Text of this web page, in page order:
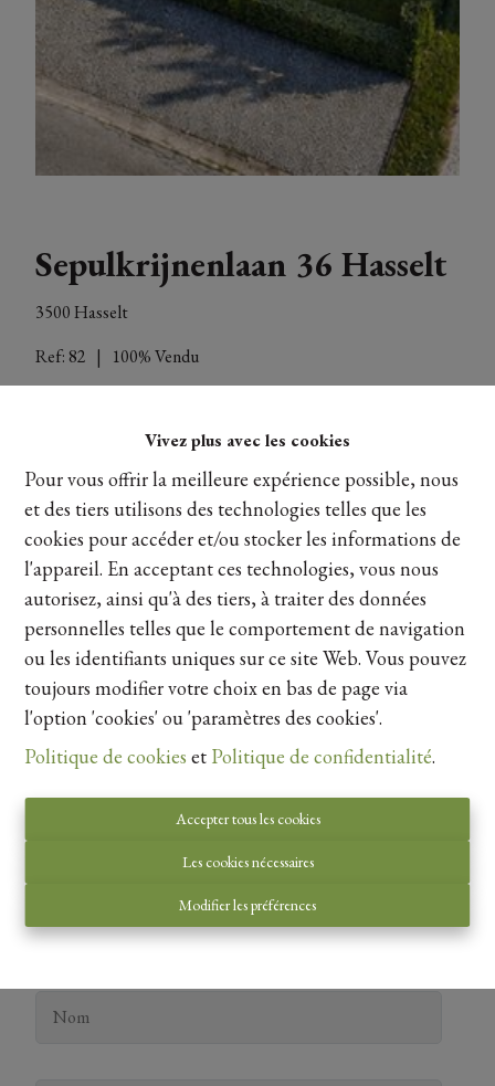
Vivez plus avec les cookies
Pour vous offrir la meilleure expérience possible, nous
et des tiers utilisons des technologies telles que les
cookies pour accéder et/ou stocker les informations de
l'appareil. En acceptant ces technologies, vous nous
autorisez, ainsi qu'à des tiers, à traiter des données
personnelles telles que le comportement de navigation
ou les identifiants uniques sur ce site Web. Vous pouvez
toujours modifier votre choix en bas de page via
l'option 'cookies' ou 'paramètres des cookies'.
Politique de cookies et Politique de confidentialité.
Accepter tous les cookies
Les cookies nécessaires
Modifier les préférences
Sepulkrijnenlaan 36 Hasselt
3500 Hasselt
Ref:82 | 100% Vendu
Overzicht project
Sepulkrijnenlaan
Eenheid
SEPULKRIJNENLAAN 36
HASSELT
vendu
Contacteer ons